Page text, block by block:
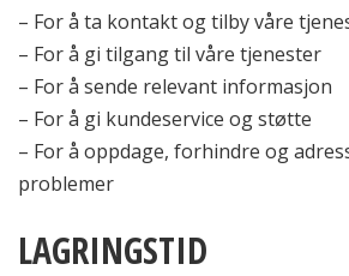
– For å ta kontakt og tilby våre
– For å gi tilgang til våre tjenester
– For å sende relevant informasjon
– For å gi kundeservice og støtte
– For å oppdage, forhindre og
problemer
LAGRINGSTID